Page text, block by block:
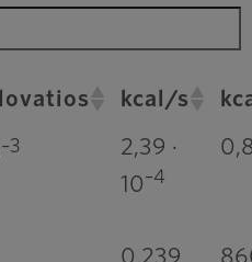
kcal/s
–3
2,39 ·
10–4
0,239